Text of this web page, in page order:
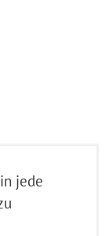
jede